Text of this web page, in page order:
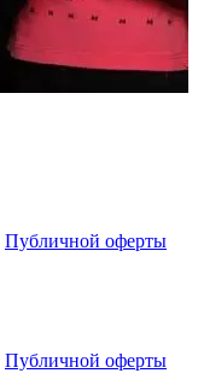
Публичной оферты
Публичной оферты